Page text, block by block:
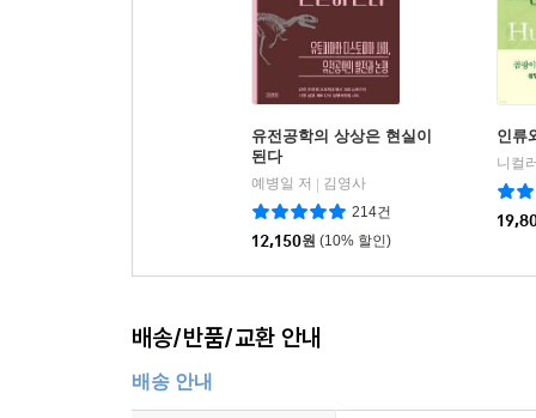
유전공학의 상상은 현실이
된다
예병일 저
김영사
214건
12,150원 (10% 할인)
인류
배송/반품/교환 안내
배송 안내